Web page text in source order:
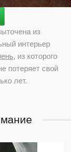
из
интерьер
, из которого
потеряет свой
лет.